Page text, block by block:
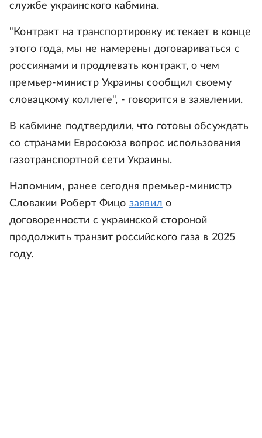
службе украинского кабмина.
"Контракт на транспортировку истекает в конце
этого года, мы не намерены договариваться с
россиянами и продлевать контракт, о чем
премьер-министр Украины сообщил своему
словацкому коллеге", - говорится в заявлении.
В кабмине подтвердили, что готовы обсуждать
со странами Евросоюза вопрос использования
газотранспортной сети Украины.
Напомним, ранее сегодня премьер-министр
Словакии Роберт Фицо заявил о
договоренности с украинской стороной
продолжить транзит российского газа в 2025
году.